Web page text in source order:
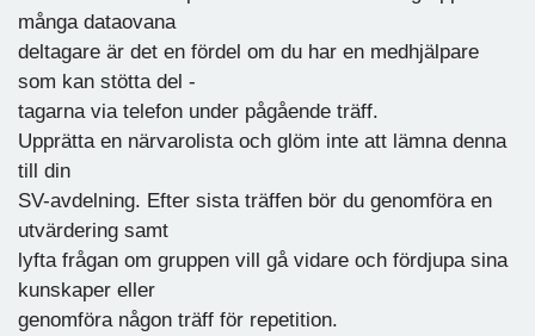
många dataovana
deltagare är det en fördel om du har en medhjälpare
som kan stötta del -
tagarna via telefon under pågående träff.
Upprätta en närvarolista och glöm inte att lämna denna
till din
SV-avdelning. Efter sista träffen bör du genomföra en
utvärdering samt
lyfta frågan om gruppen vill gå vidare och fördjupa sina
kunskaper eller
genomföra någon träff för repetition.